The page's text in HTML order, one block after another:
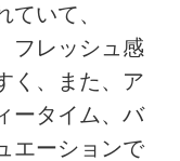
いて、
フレッシュ感
く、また、ア
ータイム、バ
エーションで